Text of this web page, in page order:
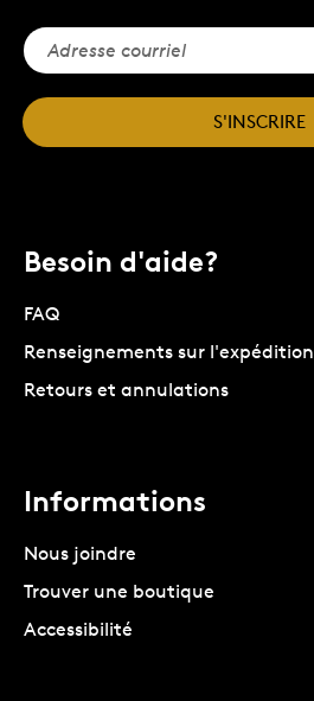
S'INSCRIRE
Besoin d'aide?
FAQ
Renseignements sur l'expédition
Retours et annulations
Informations
Nous joindre
Trouver une boutique
Accessibilité